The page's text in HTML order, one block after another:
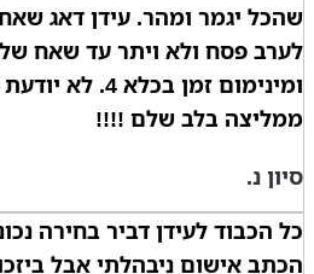
שהכל יגמר ומהר. עידן דאג
לערב פסח ולא ויתר עד שאח
ומינימום זמן
ממליצה בלב שלם !!!!
סיון נ.
כל הכבוד לעידן דביר בחירה
הכתב אישום ניבהלתי אבל